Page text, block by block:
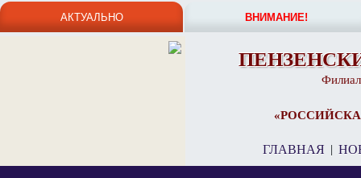
АКТУАЛЬНО ВНИМАНИЕ!
ГЛАВНАЯ |